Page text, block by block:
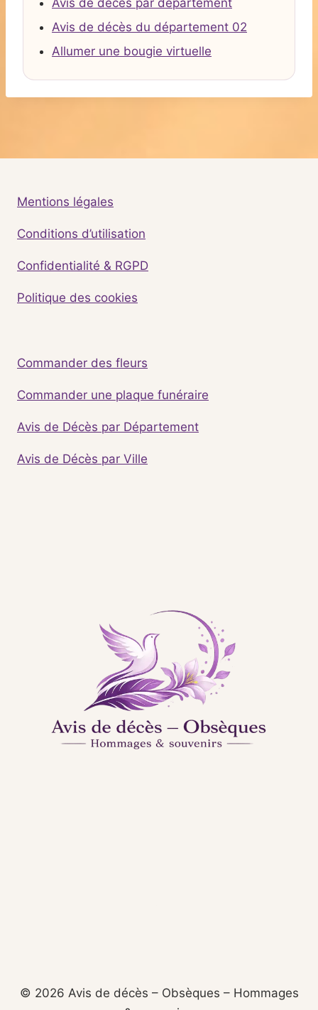
Avis de décès par département
Avis de décès du département 02
Allumer une bougie virtuelle
Mentions légales
Conditions d’utilisation
Confidentialité & RGPD
Politique des cookies
Commander des fleurs
Commander une plaque funéraire
Avis de Décès par Département
Avis de Décès par Ville
© 2026 Avis de décès – Obsèques – Hommages